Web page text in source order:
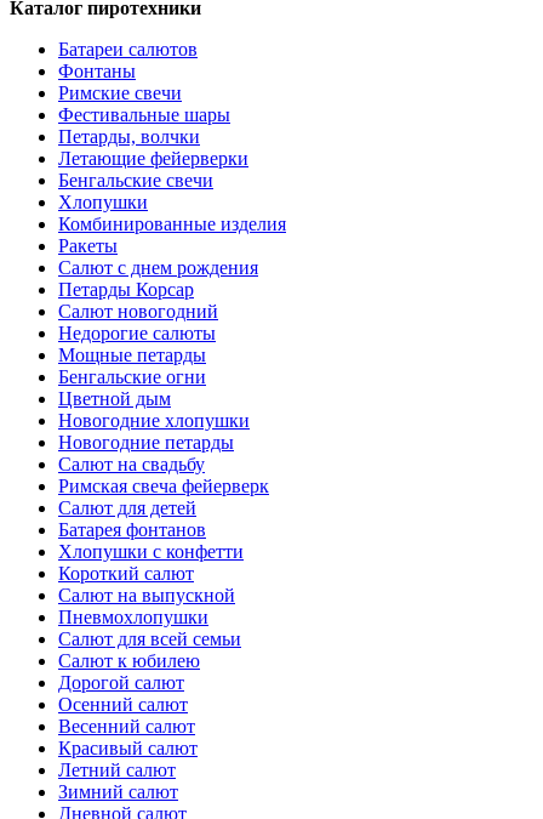
Каталог пиротехники
Батареи салютов
Фонтаны
Римские свечи
Фестивальные шары
Петарды, волчки
Летающие фейерверки
Бенгальские свечи
Хлопушки
Комбинированные изделия
Ракеты
Салют с днем рождения
Петарды Корсар
Салют новогодний
Недорогие салюты
Мощные петарды
Бенгальские огни
Цветной дым
Новогодние хлопушки
Новогодние петарды
Салют на свадьбу
Римская свеча фейерверк
Салют для детей
Батарея фонтанов
Хлопушки с конфетти
Короткий салют
Салют на выпускной
Пневмохлопушки
Салют для всей семьи
Салют к юбилею
Дорогой салют
Осенний салют
Весенний салют
Красивый салют
Летний салют
Зимний салют
Дневной салют